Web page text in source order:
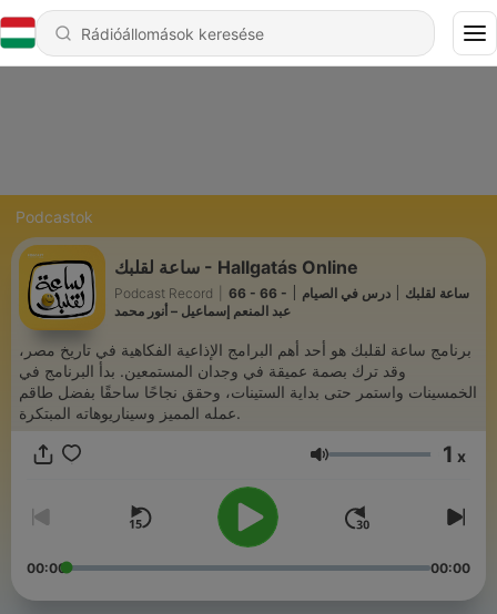
Podcastok
ساعة لقلبك - Hallgatás Online
Podcast Record
66 - 66 - ساعة لقلبك ׀ درس في الصيام ׀
عبد المنعم إسماعيل – أنور محمد
برنامج ساعة لقلبك هو أحد أهم البرامج الإذاعية الفكاهية في تاريخ مصر،
وقد ترك بصمة عميقة في وجدان المستمعين. بدأ البرنامج في
الخمسينات واستمر حتى بداية الستينات، وحقق نجاحًا ساحقًا بفضل طاقم
عمله المميز وسيناريوهاته المبتكرة.
Hangerő 1 x
00:00 00:00